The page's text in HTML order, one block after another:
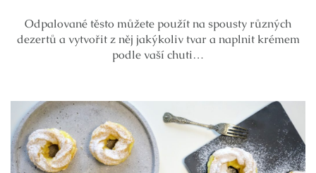
Odpalované těsto můžete použít na spousty různých
dezertů a vytvořit z něj jakýkoliv tvar a naplnit krémem
podle vaší chuti…